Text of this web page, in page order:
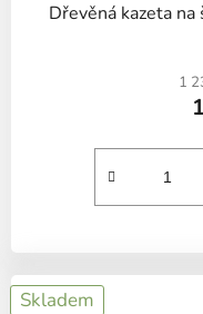
Dřevěná kazeta
1
Skladem